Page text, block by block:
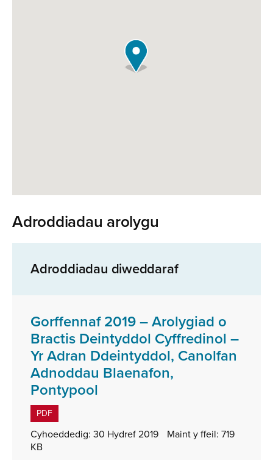
Adroddiadau arolygu
Adroddiadau diweddaraf
Gorffennaf 2019 – Arolygiad o
Bractis Deintyddol Cyffredinol –
Yr Adran Ddeintyddol, Canolfan
Adnoddau Blaenafon,
Pontypool
ffeil:
PDF
Cyhoeddedig: 30 Hydref 2019 Maint y ffeil: 719
KB